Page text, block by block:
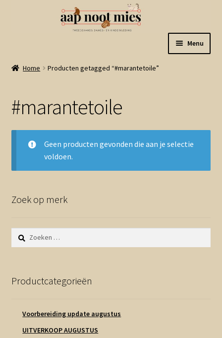
naar
de
Menu
Welkom
Mijn account
Winkelmand
Linkjes
Home Producten getagged “#marantetoile”
#marantetoile
Geen producten gevonden die aan je selectie
voldoen.
Zoek op merk
Zoeken
naar:
Productcategorieën
Voorbereiding update augustus
UITVERKOOP AUGUSTUS